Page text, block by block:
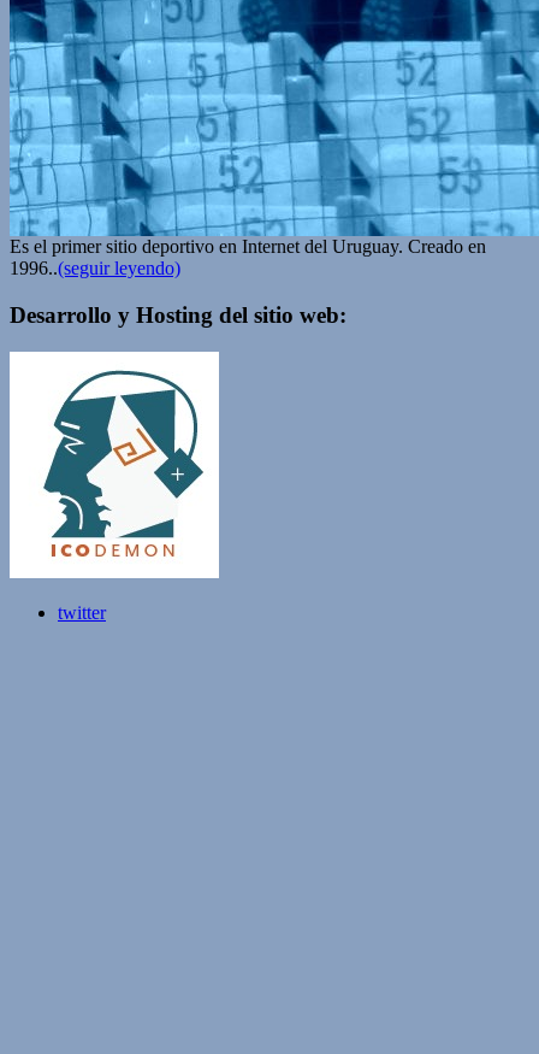
Es el primer sitio deportivo en Internet del Uruguay. Creado en
1996..(seguir leyendo)
Desarrollo y Hosting del sitio web:
twitter